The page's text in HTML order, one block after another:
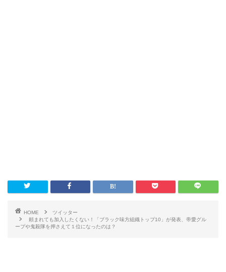
HOME
ツイッター
頼まれても加入したくない！「ブラック味方組織トップ10」が発表、帝愛グル
ープや鬼殺隊を押さえて１位になったのは？